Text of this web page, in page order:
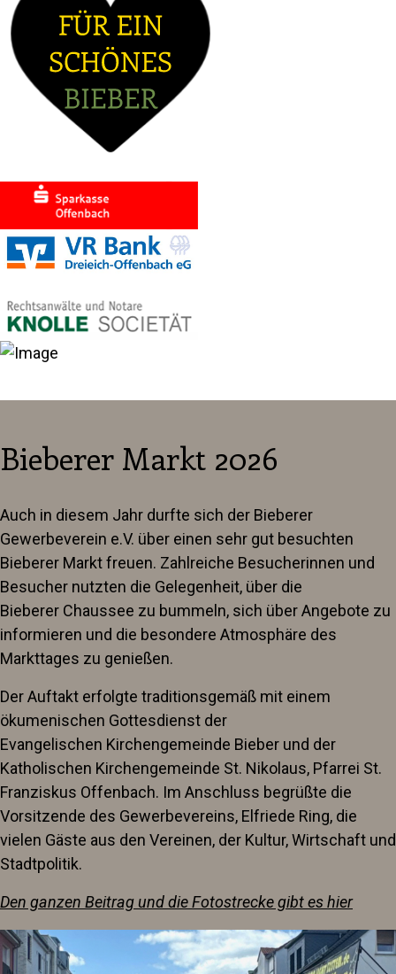
Bieberer Markt 2026
Auch in diesem Jahr durfte sich der Bieberer
Gewerbeverein e.V. über einen sehr gut besuchten
Bieberer Markt freuen. Zahlreiche Besucherinnen und
Besucher nutzten die Gelegenheit, über die
Bieberer Chaussee zu bummeln, sich über Angebote zu
informieren und die besondere Atmosphäre des
Markttages zu genießen.
Der Auftakt erfolgte traditionsgemäß mit einem
ökumenischen Gottesdienst der
Evangelischen Kirchengemeinde Bieber und der
Katholischen Kirchengemeinde St. Nikolaus, Pfarrei St.
Franziskus Offenbach. Im Anschluss begrüßte die
Vorsitzende des Gewerbevereins, Elfriede Ring, die
vielen Gäste aus den Vereinen, der Kultur, Wirtschaft und
Stadtpolitik.
Den ganzen Beitrag und die Fotostrecke gibt es hier